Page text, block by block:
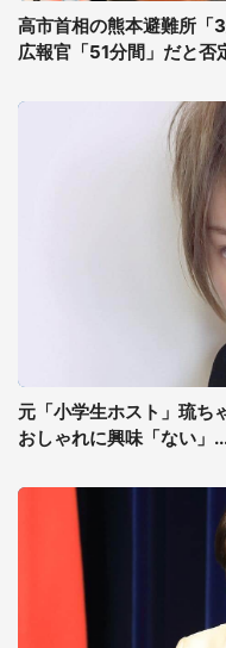
高市首相の熊本避難所「
広報官「51分間」だと否
元「小学生ホスト」琉ち
おしゃれに興味「ない」